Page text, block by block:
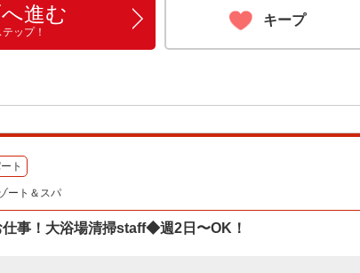
進む
ップ！
キープ
ト
ート＆スパ
事！大浴場清掃staff◆週2日〜OK！